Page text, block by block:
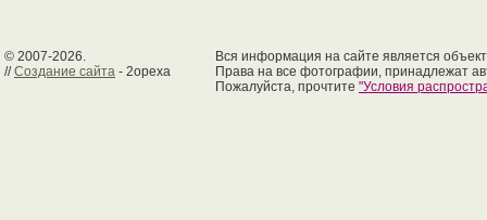
© 2007-2026.
//Создание сайта - 2opexa
Вся информация на сайте является
Права на все фотографии, принадлежат
Пожалуйста, прочтите "Условия